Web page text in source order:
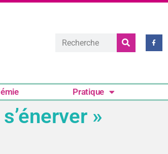
Pratique
»